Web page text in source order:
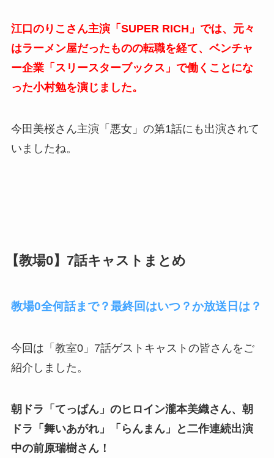
江口のりこさん主演「SUPER RICH」では、元々
はラーメン屋だったものの転職を経て、ベンチャ
ー企業「スリースターブックス」で働くことにな
った小村勉を演じました。
今田美桜さん主演「悪女」の第1話にも出演されて
いましたね。
【教場0】7話キャストまとめ
教場0全何話まで？最終回はいつ？か放送日は？
今回は「教室0」7話ゲストキャストの皆さんをご
紹介しました。
朝ドラ「てっぱん」のヒロイン瀧本美織さん、朝
ドラ「舞いあがれ」「らんまん」と二作連続出演
中の前原瑞樹さん！